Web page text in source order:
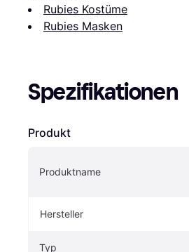
Rubies Kostüme
Rubies Masken
Spezifikationen
Produkt
Produktname
Hersteller
Typ